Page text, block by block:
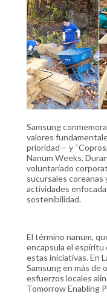
Samsung
valores
prioridad— y
Nanum Weeks.
voluntariado
sucursales
actividades
sostenibilidad.
El término nanum,
encapsula el espíritu
estas iniciativas. En
Samsung en más de
esfuerzos locales
Tomorrow Enabling